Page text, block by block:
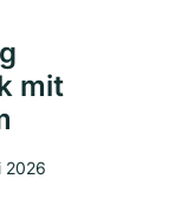
mit
2026